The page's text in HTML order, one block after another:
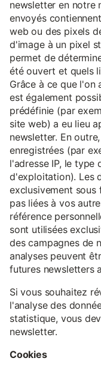
newsletter en notre
envoyés
web ou des pixels
d'image à un pixel
permet de
été ouvert et quels
Grâce à ce que l'on
est également
prédéfinie (par
site web) a eu lieu
newsletter. En
enregistrées (par
l'adresse IP, le type
d'exploitation). Les
exclusivement sous
pas liées à vos
référence
sont utilisées
des campagnes de
analyses peuvent
futures newsletters
Si vous souhaitez
l'analyse des
statistique, vous
newsletter.
Cookies